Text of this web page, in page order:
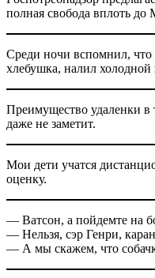
полная свобода вплоть до
Среди ночи вспомнил, что
хлебушка, налил холодной
Преимущество удаленки в
даже не заметит.
Мои дети учатся
оценку.
— Ватсон, а пойдемте на
— Нельзя, сэр Генри,
— А мы скажем, что